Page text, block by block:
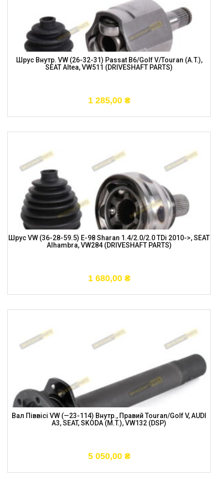
Шрус Внутр. VW (26-32-31) Passat B6/Golf V/Touran (A.T.),
SEAT Altea, VW511 (DRIVESHAFT PARTS)
1 285,00 ₴
Шрус VW (36-28-59.5) E-98 Sharan 1.4/2.0/2.0 TDi 2010->, SEAT
Alhambra, VW284 (DRIVESHAFT PARTS)
1 680,00 ₴
Вал Піввісі VW (—23-114) Внутр., Правий Touran/Golf V, AUDI
A3, SEAT, SKODA (M.T.), VW132 (DSP)
5 050,00 ₴